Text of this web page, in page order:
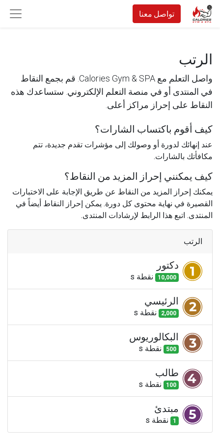
تواصل معنا
الرتب
واصل التعلم مع Calories Gym & SPA. قم بجمع النقاط
في المنتدى أو في منصة التعلم الإلكتروني. ستساعدك هذه
النقاط على إحراز مراكز أعلى.
كيف أقوم باكتساب الشارات؟
عند إنهائك لدورة أو وصولك إلى مؤشرات تقدم جديدة، تتم
مكافأتك بالشارات.
كيف يمكنني إحراز المزيد من النقاط؟
يمكنك إحراز المزيد من النقاط عن طريق الإجابة على الاختبارات
القصيرة في نهاية محتوى كل دورة. يمكن إحراز النقاط أيضاً في
المنتدى. اتبع هذا الرابط لإرشادات المنتدى.
الرتب
دكتور
10,000 نقطة s
الرئيسي
2,000 نقطة s
البكالوريوس
500 نقطة s
طالب
100 نقطة s
مبتدئ
1 نقطة s